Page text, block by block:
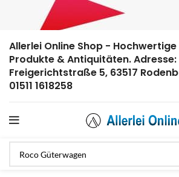
Allerlei Online Shop -
Produkte & Antiquitäten. Adresse:
Freigerichtstraße 5, 63517
01511 1618258